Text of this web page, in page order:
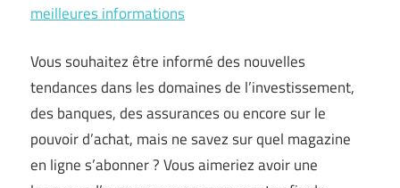
meilleures informations
Vous souhaitez être informé des nouvelles
tendances dans les domaines de l’investissement,
des banques, des assurances ou encore sur le
pouvoir d’achat, mais ne savez sur quel magazine
en ligne s’abonner ? Vous aimeriez avoir une